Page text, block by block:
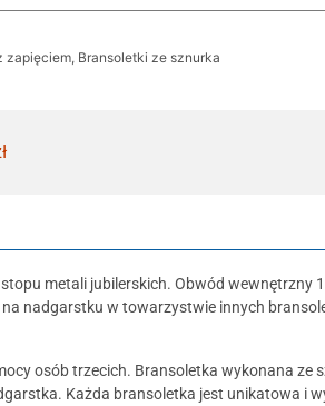
zapięciem, Bransoletki ze sznurka
metali jubilerskich. Obwód wewnętrzny
nadgarstku w towarzystwie innych
osób trzecich. Bransoletka wykonana ze
Każda bransoletka jest unikatowa i